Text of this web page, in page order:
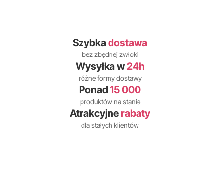
Szybkadostawa
bez zbędnej zwłoki
Wysyłka w24h
różne formy dostawy
Ponad 15 000
produktów na stanie
Atrakcyjne rabaty
dla stałych klientów